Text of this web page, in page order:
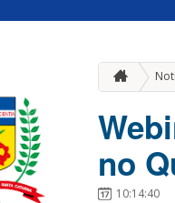
no
10:14:40